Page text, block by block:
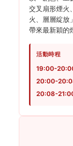
交叉扇形煙火
火、層層綻放
帶來最新穎的
活動時程
19:00-
20:00-
20:08-